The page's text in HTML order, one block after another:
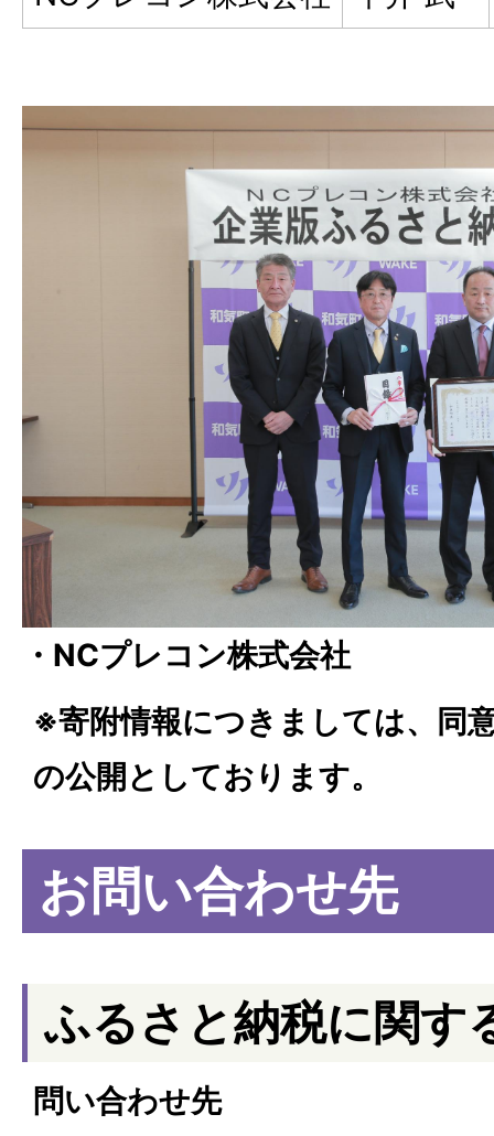
・NCプレコン株式会社
※寄附情報につきましては、同
の公開としております。
お問い合わせ先
ふるさと納税に関す
問い合わせ先